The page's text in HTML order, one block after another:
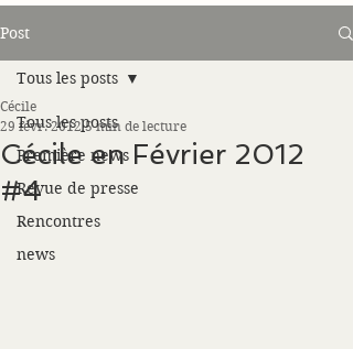
Post
Tous les posts
Première news
Revue de presse
Rencontres
news
Tous les posts
Cécile en Février 2012
#4
Cécile
29 févr. 2012 5 min de lecture